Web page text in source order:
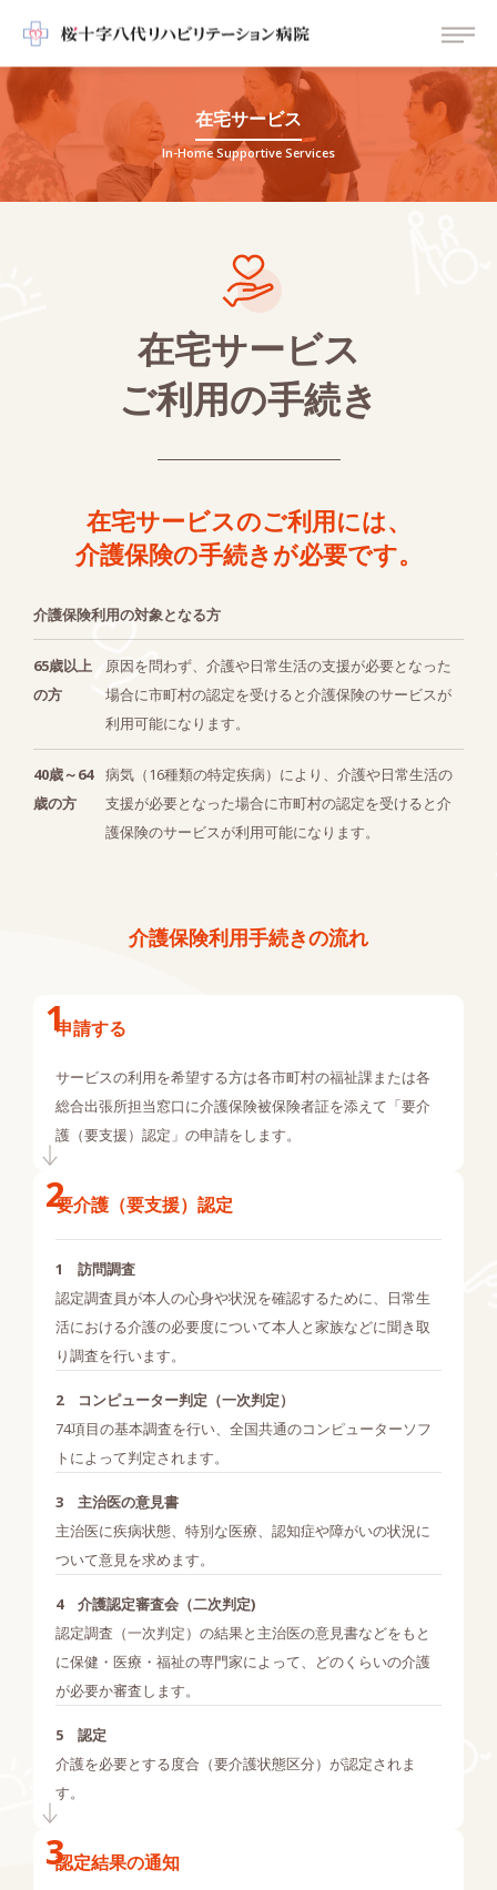
在宅サービス
In-Home Supportive Services
在宅サービス
ご利用の手続き
在宅サービスのご利用には、
介護保険の手続きが必要です。
介護保険利用の対象となる方
65歳以上
の方
原因を問わず、介護や日常生活の支援が必要となった
場合に市町村の認定を受けると介護保険のサービスが
利用可能になります。
40歳～64
歳の方
病気（16種類の特定疾病）により、介護や日常生活の
支援が必要となった場合に市町村の認定を受けると介
護保険のサービスが利用可能になります。
介護保険利用手続きの流れ
申請する
サービスの利用を希望する方は各市町村の福祉課または各
総合出張所担当窓口に介護保険被保険者証を添えて「要介
護（要支援）認定」の申請をします。
要介護（要支援）認定
訪問調査
認定調査員が本人の心身や状況を確認するために、日常生
活における介護の必要度について本人と家族などに聞き取
り調査を行います。
コンピューター判定（一次判定）
74項目の基本調査を行い、全国共通のコンピューターソフ
トによって判定されます。
主治医の意見書
主治医に疾病状態、特別な医療、認知症や障がいの状況に
ついて意見を求めます。
介護認定審査会（二次判定)
認定調査（一次判定）の結果と主治医の意見書などをもと
に保健・医療・福祉の専門家によって、どのくらいの介護
が必要か審査します。
認定
介護を必要とする度合（要介護状態区分）が認定されま
す。
認定結果の通知